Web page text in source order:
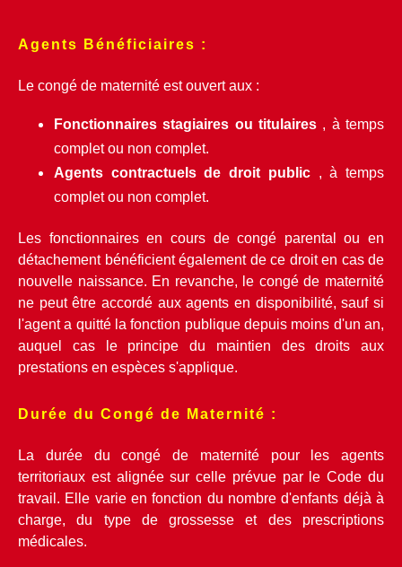
Agents Bénéficiaires :
Le congé de maternité est ouvert aux :
Fonctionnaires stagiaires ou titulaires , à temps
complet ou non complet.
Agents contractuels de droit public , à temps
complet ou non complet.
Les fonctionnaires en cours de congé parental ou en
détachement bénéficient également de ce droit en cas de
nouvelle naissance. En revanche, le congé de maternité
ne peut être accordé aux agents en disponibilité, sauf si
l'agent a quitté la fonction publique depuis moins d'un an,
auquel cas le principe du maintien des droits aux
prestations en espèces s'applique.
Durée du Congé de Maternité :
La durée du congé de maternité pour les agents
territoriaux est alignée sur celle prévue par le Code du
travail. Elle varie en fonction du nombre d'enfants déjà à
charge, du type de grossesse et des prescriptions
médicales.